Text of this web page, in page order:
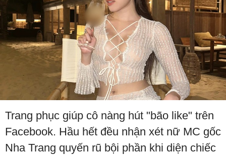
Trang phục giúp cô nàng hút "bão like" trên
Facebook. Hầu hết đều nhận xét nữ MC gốc
Nha Trang quyến rũ bội phần khi diện chiếc